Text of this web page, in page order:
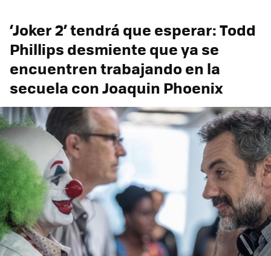
‘Joker 2’ tendrá que esperar: Todd
Phillips desmiente que ya se
encuentren trabajando en la
secuela con Joaquin Phoenix